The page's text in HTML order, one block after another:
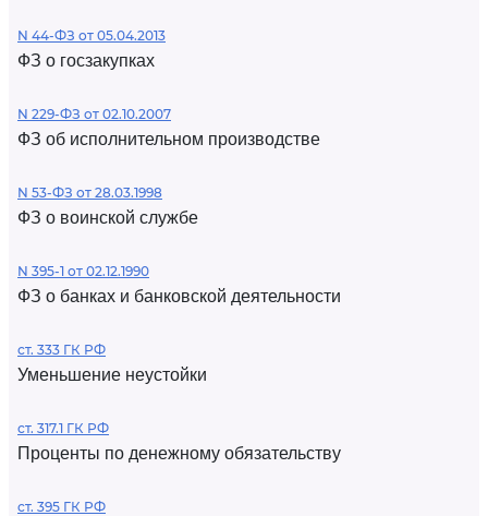
N 44-ФЗ от 05.04.2013
ФЗ о госзакупках
N 229-ФЗ от 02.10.2007
ФЗ об исполнительном производстве
N 53-ФЗ от 28.03.1998
ФЗ о воинской службе
N 395-1 от 02.12.1990
ФЗ о банках и банковской деятельности
ст. 333 ГК РФ
Уменьшение неустойки
ст. 317.1 ГК РФ
Проценты по денежному обязательству
ст. 395 ГК РФ